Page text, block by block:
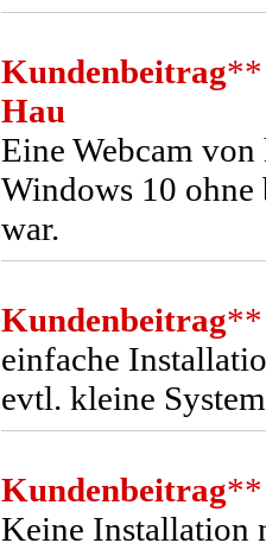
Kundenbeitrag**
Hau
Eine Webcam
Windows 10 ohne
war.
Kundenbeitrag**
einfache
evtl. kleine
Kundenbeitrag**
Keine Installation